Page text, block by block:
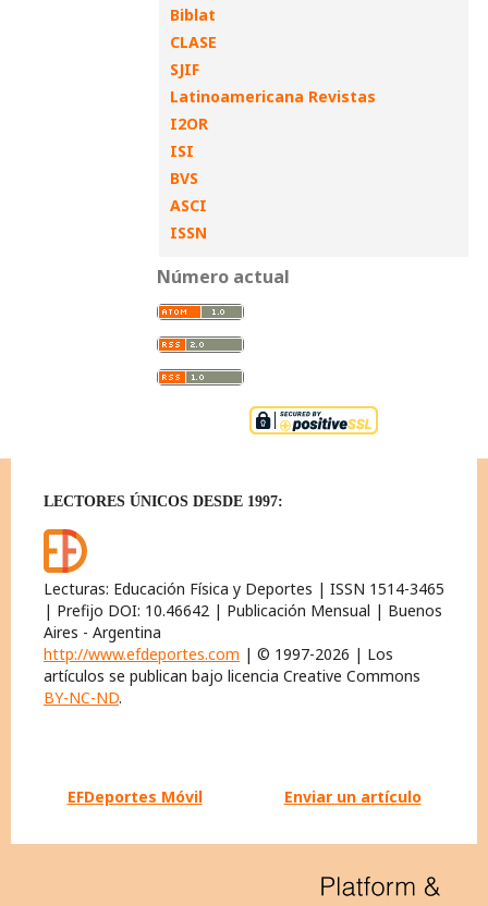
Biblat
CLASE
SJIF
Latinoamericana Revistas
I2OR
ISI
BVS
ASCI
ISSN
Número actual
LECTORES ÚNICOS DESDE 1997:
Lecturas: Educación Física y Deportes | ISSN 1514-3465
| Prefijo DOI: 10.46642 | Publicación Mensual | Buenos
Aires - Argentina
http://www.efdeportes.com | © 1997-2026 | Los
artículos se publican bajo licencia Creative Commons
BY-NC-ND.
EFDeportes Móvil Enviar un artículo